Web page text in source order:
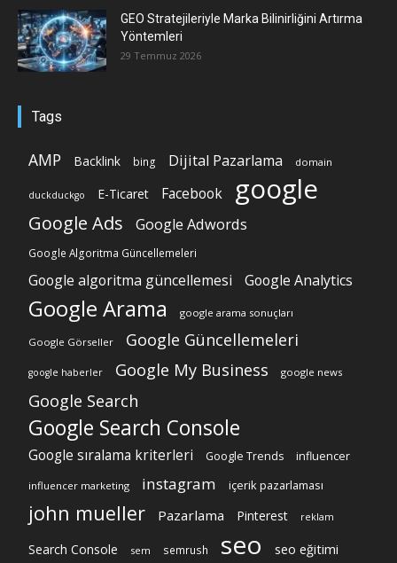
GEO Stratejileriyle Marka Bilinirliğini Artırma
Yöntemleri
29 Temmuz 2026
Tags
AMP Backlink bing Dijital Pazarlama domain
duckduckgo E-Ticaret Facebook google
Google Ads Google Adwords
Google Algoritma Güncellemeleri
Google algoritma güncellemesi Google Analytics
Google Arama google arama sonuçları
Google Görseller Google Güncellemeleri
google haberler Google My Business google news
Google Search
Google Search Console
Google sıralama kriterleri Google Trends influencer
influencer marketing instagram içerik pazarlaması
john mueller Pazarlama Pinterest reklam
Search Console sem semrush seo seo eğitimi